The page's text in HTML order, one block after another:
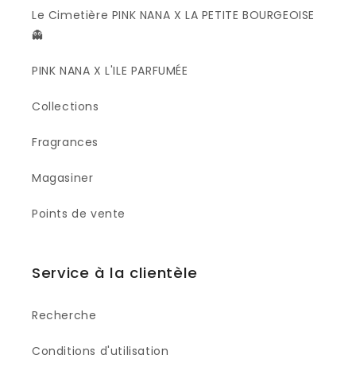
Le Cimetière PINK NANA X LA PETITE BOURGEOISE
👻
PINK NANA X L'ILE PARFUMÉE
Collections
Fragrances
Magasiner
Points de vente
Service à la clientèle
Recherche
Conditions d'utilisation